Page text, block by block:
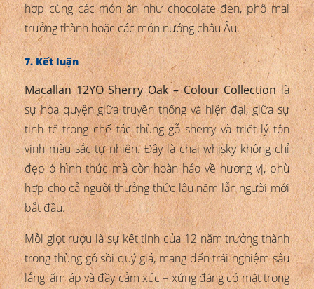
hợp cùng các món ăn như chocolate đen, phô mai
trưởng thành hoặc các món nướng châu Âu.
7. Kết luận
Macallan 12YO Sherry Oak – Colour Collectionlà
sự hòa quyện giữa truyền thống và hiện đại, giữa sự
tinh tế trong chế tác thùng gỗ sherry và triết lý tôn
vinh màu sắc tự nhiên. Đây là chai whisky không chỉ
đẹp ở hình thức mà còn hoàn hảo về hương vị, phù
hợp cho cả người thưởng thức lâu năm lẫn người mới
bắt đầu.
Mỗi giọt rượu là sự kết tinh của 12 năm trưởng thành
trong thùng gỗ sồi quý giá, mang đến trải nghiệm sâu
lắng, ấm áp và đầy cảm xúc – xứng đáng có mặt trong